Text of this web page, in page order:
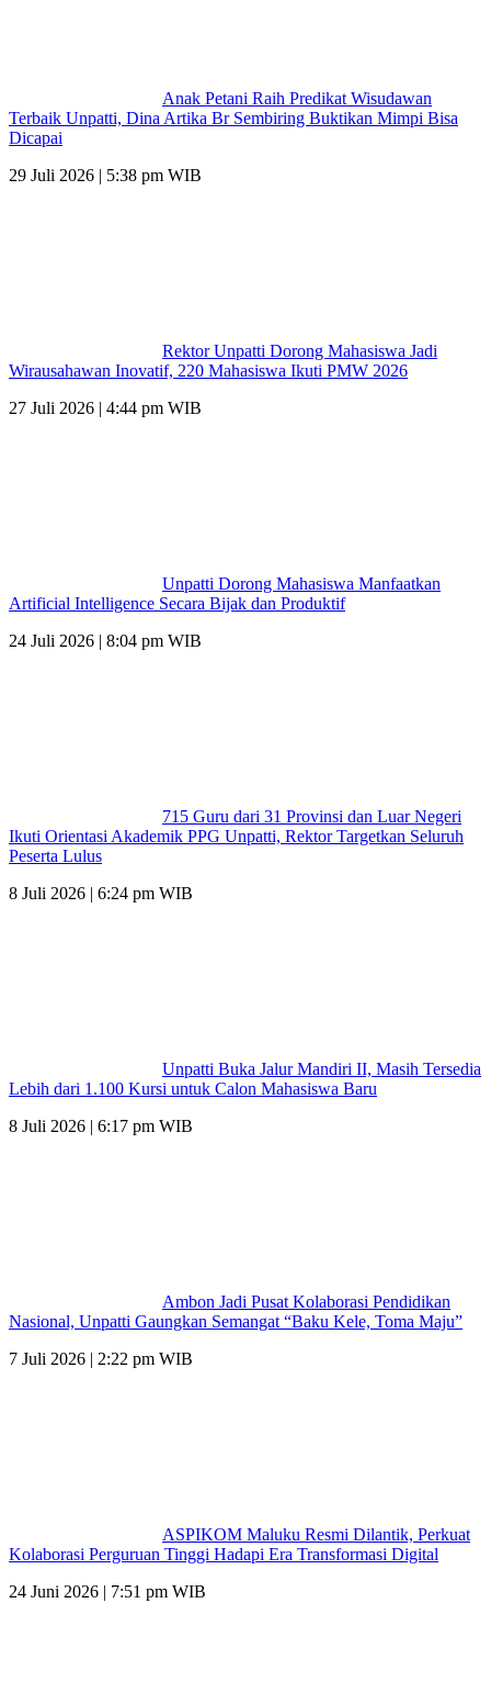
Anak Petani Raih Predikat Wisudawan
Terbaik Unpatti, Dina Artika Br Sembiring Buktikan Mimpi Bisa
Dicapai
29 Juli 2026 | 5:38 pm WIB
Rektor Unpatti Dorong Mahasiswa Jadi
Wirausahawan Inovatif, 220 Mahasiswa Ikuti PMW 2026
27 Juli 2026 | 4:44 pm WIB
Unpatti Dorong Mahasiswa Manfaatkan
Artificial Intelligence Secara Bijak dan Produktif
24 Juli 2026 | 8:04 pm WIB
715 Guru dari 31 Provinsi dan Luar Negeri
Ikuti Orientasi Akademik PPG Unpatti, Rektor Targetkan Seluruh
Peserta Lulus
8 Juli 2026 | 6:24 pm WIB
Unpatti Buka Jalur Mandiri II, Masih Tersedia
Lebih dari 1.100 Kursi untuk Calon Mahasiswa Baru
8 Juli 2026 | 6:17 pm WIB
Ambon Jadi Pusat Kolaborasi Pendidikan
Nasional, Unpatti Gaungkan Semangat “Baku Kele, Toma Maju”
7 Juli 2026 | 2:22 pm WIB
ASPIKOM Maluku Resmi Dilantik, Perkuat
Kolaborasi Perguruan Tinggi Hadapi Era Transformasi Digital
24 Juni 2026 | 7:51 pm WIB